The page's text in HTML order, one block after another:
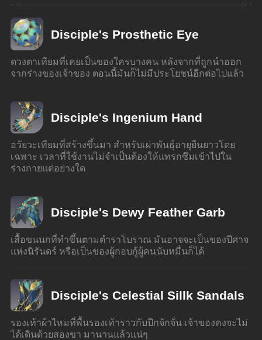
Disciple's Prosthetic Eye
ดวงตาเทียมที่เคยเป็นของใครบางคน หลังจากที่ถูกนำออก
จากร่างของเจ้าของ ตอนนี้มันก็ไม่มีประโยชน์อีกต่อไปแล้ว
Disciple's Ingenium Hand
อวัยวะเทียมที่สร้างขึ้นมา สำหรับเผ่าพันธุ์อายุยืนยาวโดย
เฉพาะ เวลาที่ใช้งานไม่จำเป็นต้องให้แทรกซึมเข้าไปใน
ร่างกายแต่อย่างใด
Disciple's Dewy Feather Garb
เสื้อขนนกที่ทำขึ้นตามตำราโบราณ มันอาจจะเป็นของปีศาจ
แห่งนิรันดร์ หรือเป็นของผู้กอบกู้ผู้คนนับหมื่นก็ได้
Disciple's Celestial Sillk Sandals
รองเท้าผ้าไหมที่พื้นรองเท้าราวกับปีกจักจั่น เจ้าของคงจะไม่
ได้เดินด้วยสองขา มานานแล้วแน่ๆ